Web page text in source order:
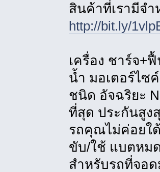
สินค้าที่เรามีจ
http://bit.ly/
เครื่อง ชาร์จ+
น้ำ มอเตอร์ไซ
ชนิด อัจฉริยะ
ที่สุด ประกันสูง
รถคุณไม่ค่อยใ
ขับ/ใช้ แบตหม
สำหรับรถที่จอ